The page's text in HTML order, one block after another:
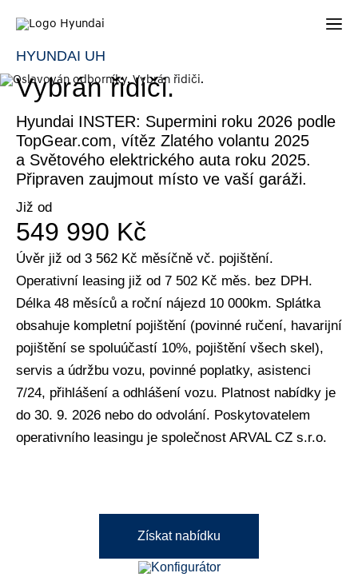
HYUNDAI UH
Oslavován odborníky.
Vybrán řidiči.
Hyundai INSTER: Supermini roku 2026 podle
TopGear.com, vítěz Zlatého volantu 2025
a Světového elektrického auta roku 2025.
Připraven zaujmout místo ve vaší garáži.
Již od
549 990 Kč
Úvěr již od 3 562 Kč měsíčně vč. pojištění.
Operativní leasing již od 7 502 Kč měs. bez DPH.
Délka 48 měsíců a roční nájezd 10 000km. Splátka
obsahuje kompletní pojištění (povinné ručení, havarijní
pojištění se spoluúčastí 10%, pojištění všech skel),
servis a údržbu vozu, povinné poplatky, asistenci
7/24, přihlášení a odhlášení vozu. Platnost nabídky je
do 30. 9. 2026 nebo do odvolání. Poskytovatelem
operativního leasingu je společnost ARVAL CZ s.r.o.
Získat nabídku